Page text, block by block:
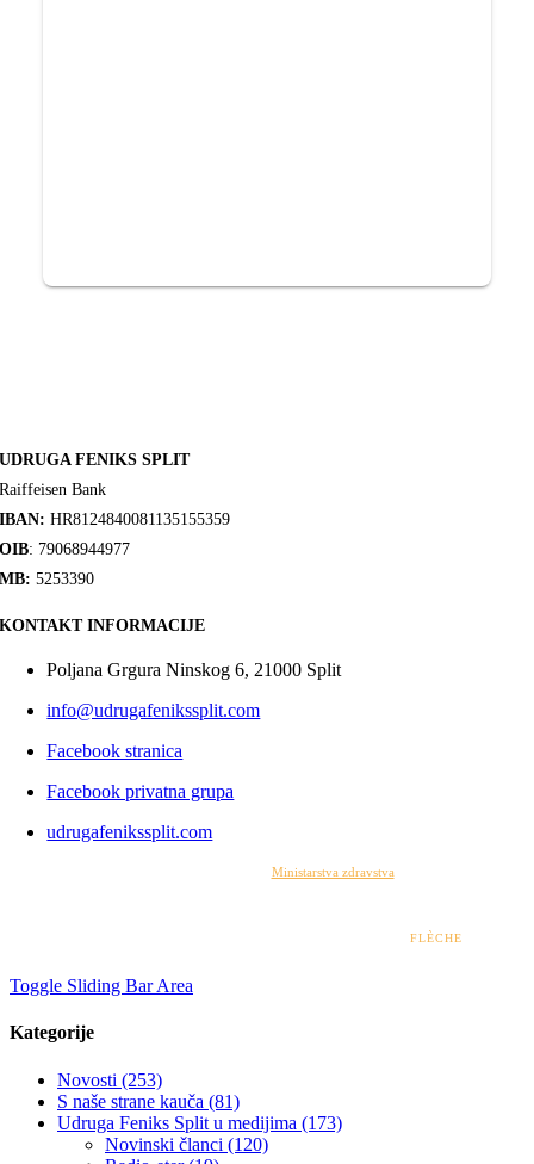
UDRUGA FENIKS SPLIT
Raiffeisen Bank
IBAN: HR8124840081135155359
OIB: 79068944977
MB: 5253390
KONTAKT INFORMACIJE
Poljana Grgura Ninskog 6, 21000 Split
info@udrugafenikssplit.com
Facebook stranica
Facebook privatna grupa
udrugafenikssplit.com
Ministarstva zdravstva
FLÈCHE
Toggle Sliding Bar Area
Kategorije
Novosti (253)
S naše strane kauča (81)
Udruga Feniks Split u medijima (173)
Novinski članci (120)